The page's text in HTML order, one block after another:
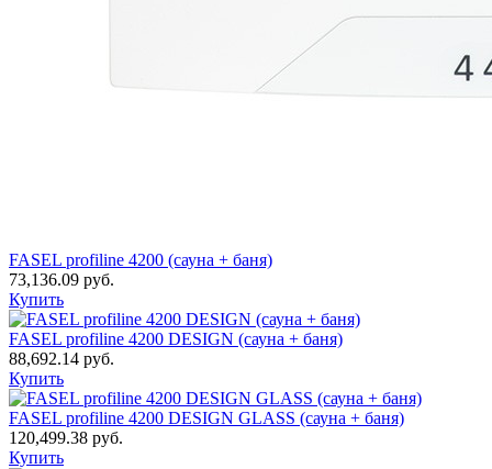
FASEL profiline 4200 (сауна + баня)
73,136.09 руб.
Купить
FASEL profiline 4200 DESIGN (сауна + баня)
88,692.14 руб.
Купить
FASEL profiline 4200 DESIGN GLASS (сауна + баня)
120,499.38 руб.
Купить